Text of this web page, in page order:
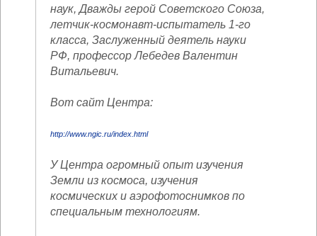
наук, Дважды герой Советского Союза,
летчик-космонавт-испытатель 1-го
класса, Заслуженный деятель науки
РФ, профессор Лебедев Валентин
Витальевич.
Вот сайт Центра:
http://www.ngic.ru/index.html
У Центра огромный опыт изучения
Земли из космоса, изучения
космических и аэрофотоснимков по
специальным технологиям.